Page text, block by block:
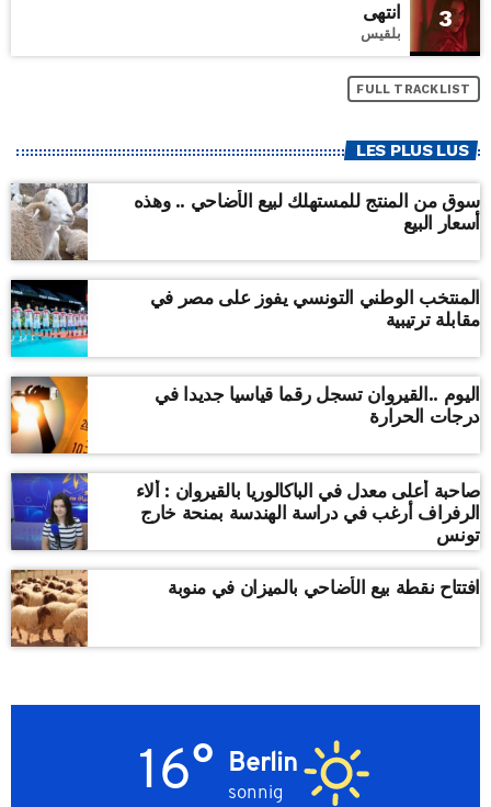
3 انتهى
بلقيس
FULL TRACKLIST
LES PLUS LUS
سوق من المنتج للمستهلك لبيع الأضاحي .. وهذه
أسعار البيع
المنتخب الوطني التونسي يفوز على مصر في
مقابلة ترتيبية
اليوم ..القيروان تسجل رقما قياسيا جديدا في
درجات الحرارة
صاحبة أعلى معدل في الباكالوريا بالقيروان : ألاء
الرفراف أرغب في دراسة الهندسة بمنحة خارج
تونس
افتتاح نقطة بيع الأضاحي بالميزان في منوبة
Berlin
sonnig
16°